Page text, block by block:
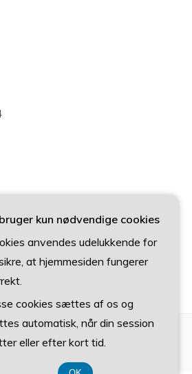
2022
kun nødvendige cookies
anvendes udelukkende for
at hjemmesiden fungerer
cookies sættes af os og
automatisk, når din session
eller efter kort tid.